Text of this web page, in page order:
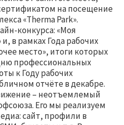
на посещение
«Therma Park».
конкурса: «Моя
в рамках Года рабочих
место», итоги которых
профессиональных
к Году рабочих
отчёте в декабре.
– неотъемлемый
Его мы реализуем
сайт, профили в